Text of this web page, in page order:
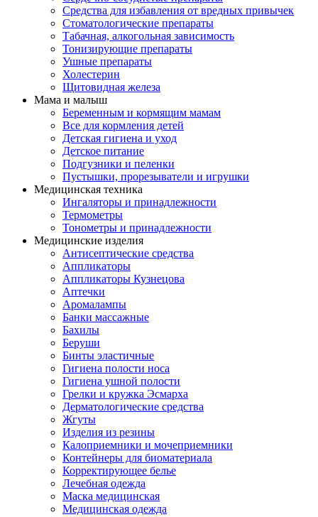
Средства для избавления от вредных привычек
Стоматологические препараты
Табачная, алкогольная зависимость
Тонизирующие препараты
Ушные препараты
Холестерин
Щитовидная железа
Мама и малыш
Беременным и кормящим мамам
Все для кормления детей
Детская гигиена и уход
Детское питание
Подгузники и пеленки
Пустышки, прорезыватели и игрушки
Медицинская техника
Ингаляторы и принадлежности
Термометры
Тонометры и принадлежности
Медицинские изделия
Антисептические средства
Аппликаторы
Аппликаторы Кузнецова
Аптечки
Аромалампы
Банки массажные
Бахилы
Беруши
Бинты эластичные
Гигиена полости носа
Гигиена ушной полости
Грелки и кружка Эсмарха
Дерматологические средства
Жгуты
Изделия из резины
Калоприемники и мочеприемники
Контейнеры для биоматериала
Корректирующее белье
Лечебная одежда
Маска медицинская
Медицинская одежда